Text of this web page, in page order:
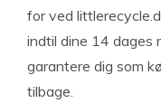
for ved
indtil dine 14 dages
garantere dig som
tilbage.